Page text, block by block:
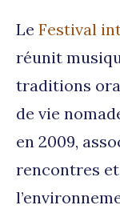
Le Festival
réunit
traditions
de vie
en 2009,
rencontres